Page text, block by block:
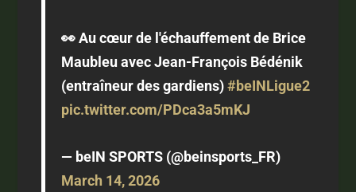
👀 Au cœur de l'échauffement de Brice
Maubleu avec Jean-François Bédénik
(entraîneur des gardiens)#beINLigue2
pic.twitter.com/PDca3a5mKJ
— beIN SPORTS (@beinsports_FR)
March 14, 2026